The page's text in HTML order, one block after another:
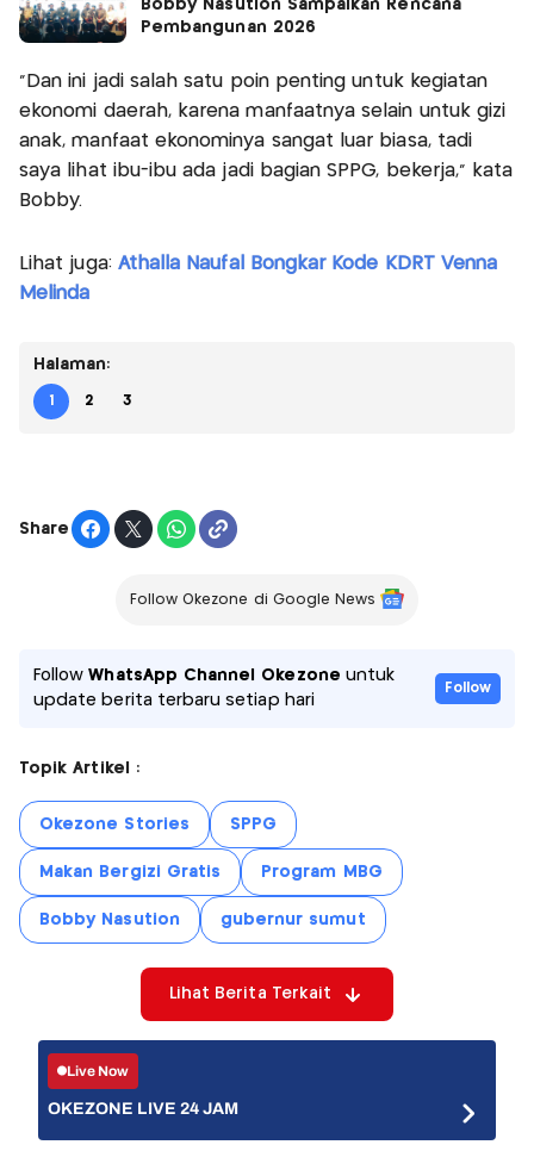
Bobby Nasution Sampaikan Rencana
Pembangunan 2026
“Dan ini jadi salah satu poin penting untuk kegiatan
ekonomi daerah, karena manfaatnya selain untuk gizi
anak, manfaat ekonominya sangat luar biasa, tadi
saya lihat ibu-ibu ada jadi bagian SPPG, bekerja,” kata
Bobby.
Lihat juga: Athalla Naufal Bongkar Kode KDRT Venna
Melinda
Halaman:
1 2 3
Share
Follow Okezone di Google News
FollowWhatsApp Channel Okezone untuk
update berita terbaru setiap hari
Follow
Topik Artikel :
Okezone Stories SPPG
Makan Bergizi Gratis Program MBG
Bobby Nasution gubernur sumut
Lihat Berita Terkait
Live Now
OKEZONE LIVE 24 JAM